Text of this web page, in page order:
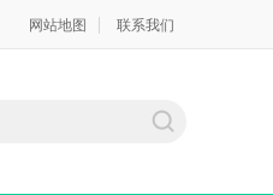
网站地图 联系我们